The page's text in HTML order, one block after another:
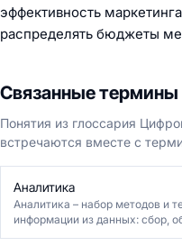
эффективность
распределять бюджеты
Связанные термины
Понятия из глоссария
встречаются вместе с
Аналитика
Аналитика – набор методов и
информации из данных: сбор,